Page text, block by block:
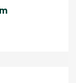
& die